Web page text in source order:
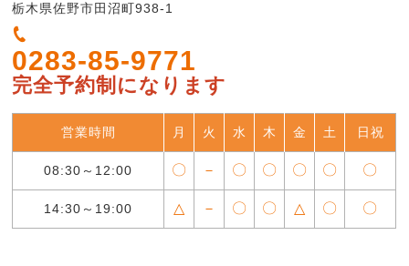
栃木県佐野市田沼町938-1
0283-85-9771
完全予約制になります
営業時間 月 火 水 木 金 土 日祝
08:30～12:00 〇 － 〇 〇 〇 〇 〇
14:30～19:00 △ － 〇 〇 △ 〇 〇